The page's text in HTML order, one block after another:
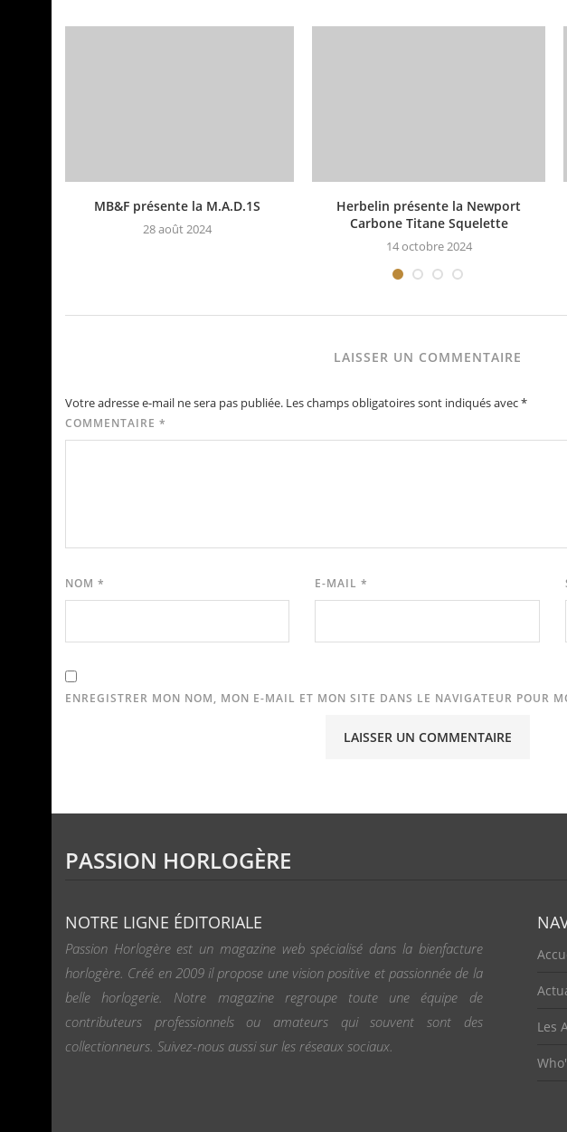
MB&F présente la M.A.D.1S
28 août 2024
Herbelin présente la Newport
Carbone Titane Squelette
14 octobre 2024
LAISSER UN COMMENTAIRE
Votre adresse e-mail ne sera pas publiée. Les champs obligatoires sont indiqués avec*
COMMENTAIRE *
NOM * E-MAIL*
ENREGISTRER MON NOM, MON E-MAIL ET MON SITE DANS LE NAVIGATEUR POUR
PASSION HORLOGÈRE
NOTRE LIGNE ÉDITORIALE
Passion Horlogère est un magazine web spécialisé dans la bienfacture
horlogère. Créé en 2009 il propose une vision positive et passionnée de la
belle horlogerie. Notre magazine regroupe toute une équipe de
contributeurs professionnels ou amateurs qui souvent sont des
collectionneurs. Suivez-nous aussi sur les réseaux sociaux.
Les